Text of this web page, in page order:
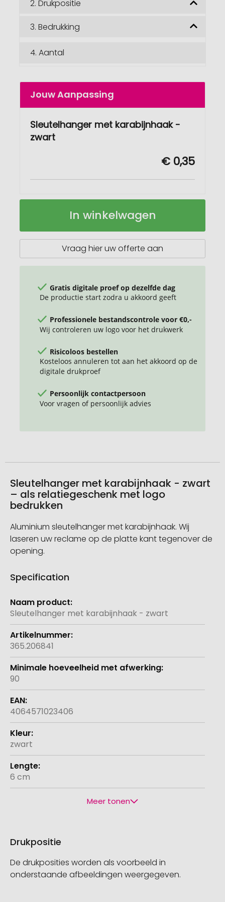
2. Drukpositie
3. Bedrukking
4. Aantal
Jouw Aanpassing
Sleutelhanger met karabijnhaak -
zwart
€ 0,35
Sleutelhanger
Op
In winkelwagen
Vraag hier uw offerte aan
Gratis digitale proef op dezelfde dag
De productie start zodra u akkoord geeft
Professionele bestandscontrole voor €0,-
Wij controleren uw logo voor het drukwerk
Risicoloos bestellen
Kosteloos annuleren tot aan het akkoord op de
digitale drukproef
Persoonlijk contactpersoon
Voor vragen of persoonlijk advies
Sleutelhanger met karabijnhaak - zwart
– als relatiegeschenk met logo
bedrukken
Aluminium sleutelhanger met karabijnhaak. Wij
laseren uw reclame op de platte kant tegenover de
opening.
Specification
Meer
informatie
Sleutelhanger met karabijnhaak - zwart
365.206841
90
4064571023406
zwart
6 cm
Meer tonen
Drukpositie
De drukposities worden als voorbeeld in
onderstaande afbeeldingen weergegeven.